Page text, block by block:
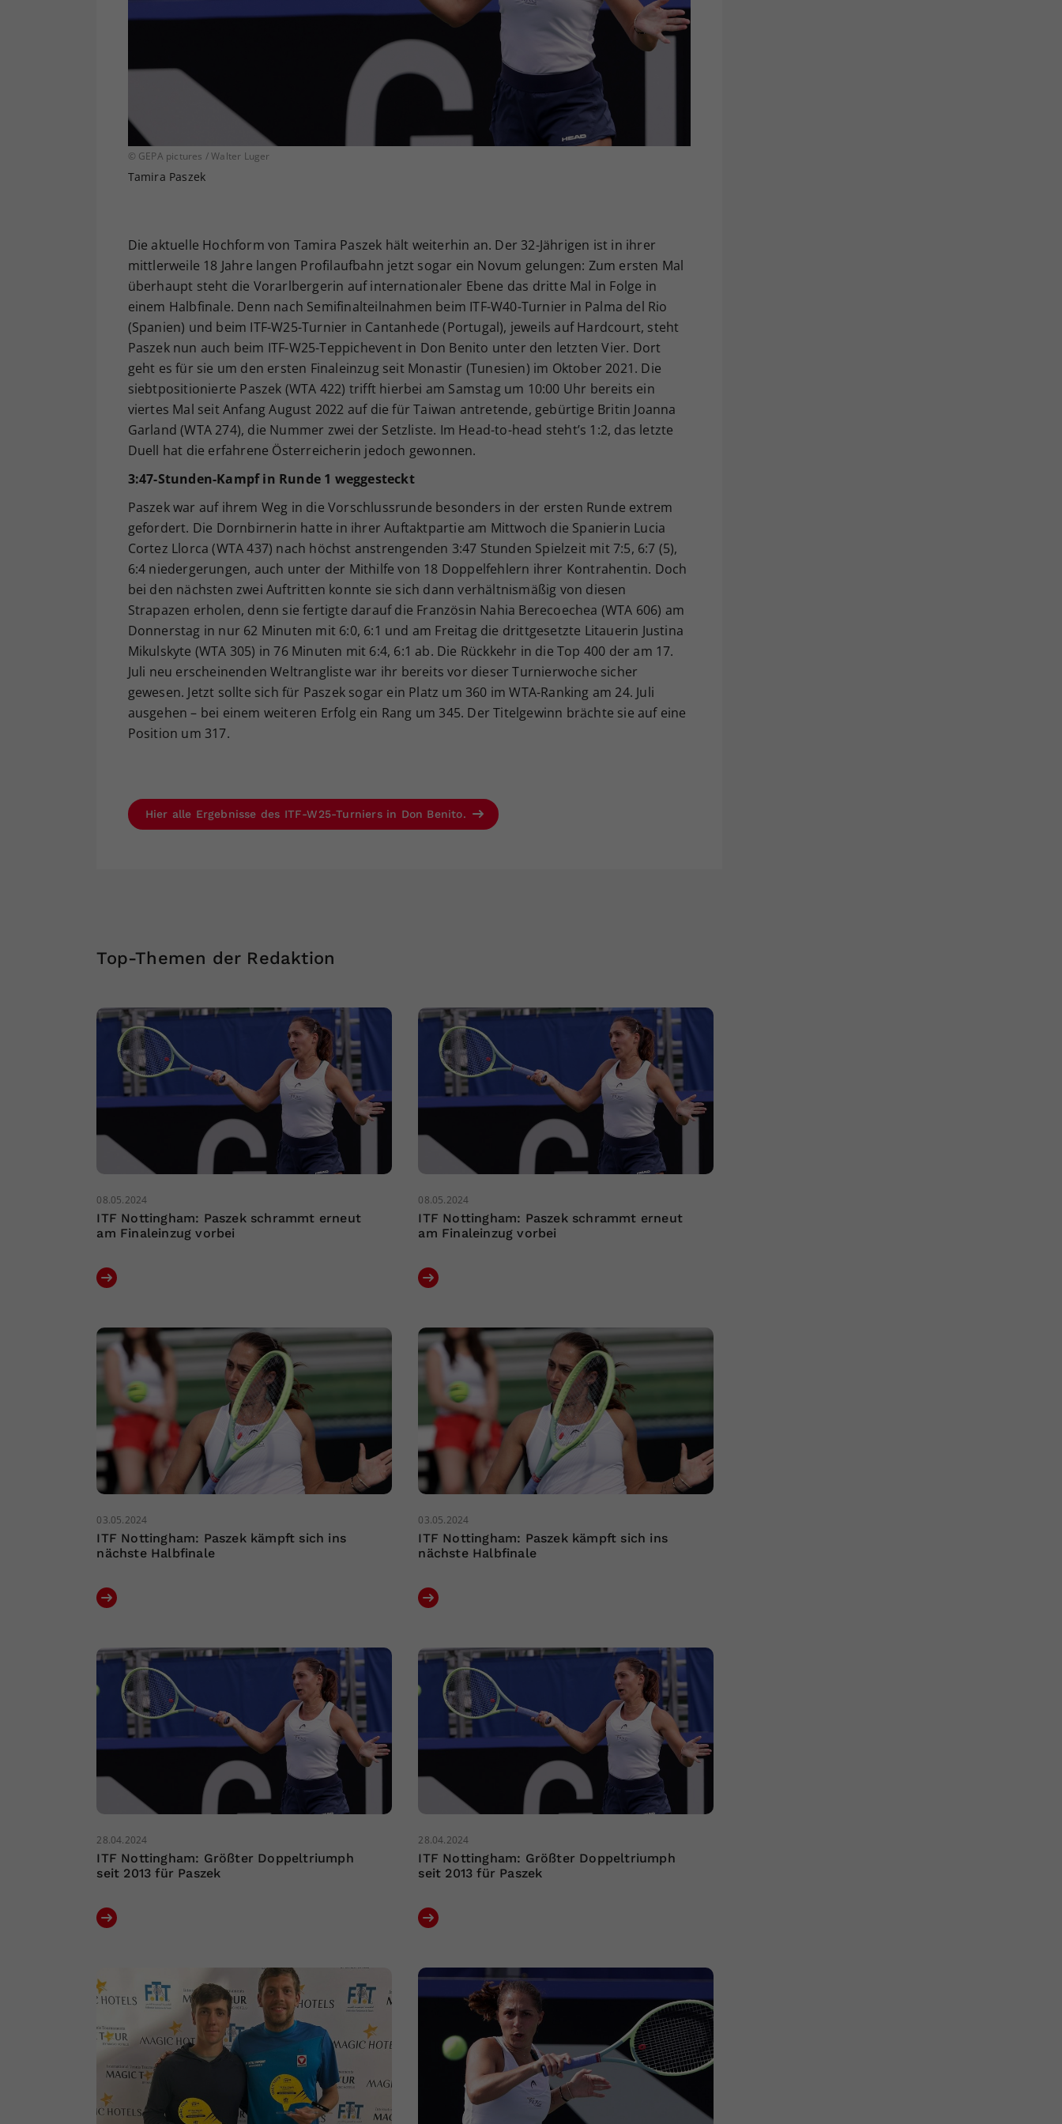
© GEPA pictures / Walter Luger
Tamira Paszek
Die aktuelle Hochform von Tamira Paszek hält weiterhin an. Der 32-Jährigen ist in ihrer
mittlerweile 18 Jahre langen Profilaufbahn jetzt sogar ein Novum gelungen: Zum ersten Mal
überhaupt steht die Vorarlbergerin auf internationaler Ebene das dritte Mal in Folge in
einem Halbfinale. Denn nach Semifinalteilnahmen beim ITF-W40-Turnier in Palma del Rio
(Spanien) und beim ITF-W25-Turnier in Cantanhede (Portugal), jeweils auf Hardcourt, steht
Paszek nun auch beim ITF-W25-Teppichevent in Don Benito unter den letzten Vier. Dort
geht es für sie um den ersten Finaleinzug seit Monastir (Tunesien) im Oktober 2021. Die
siebtpositionierte Paszek (WTA 422) trifft hierbei am Samstag um 10:00 Uhr bereits ein
viertes Mal seit Anfang August 2022 auf die für Taiwan antretende, gebürtige Britin Joanna
Garland (WTA 274), die Nummer zwei der Setzliste. Im Head-to-head steht’s 1:2, das letzte
Duell hat die erfahrene Österreicherin jedoch gewonnen.
3:47-Stunden-Kampf in Runde 1 weggesteckt
Paszek war auf ihrem Weg in die Vorschlussrunde besonders in der ersten Runde extrem
gefordert. Die Dornbirnerin hatte in ihrer Auftaktpartie am Mittwoch die Spanierin Lucia
Cortez Llorca (WTA 437) nach höchst anstrengenden 3:47 Stunden Spielzeit mit 7:5, 6:7 (5),
6:4 niedergerungen, auch unter der Mithilfe von 18 Doppelfehlern ihrer Kontrahentin. Doch
bei den nächsten zwei Auftritten konnte sie sich dann verhältnismäßig von diesen
Strapazen erholen, denn sie fertigte darauf die Französin Nahia Berecoechea (WTA 606) am
Donnerstag in nur 62 Minuten mit 6:0, 6:1 und am Freitag die drittgesetzte Litauerin Justina
Mikulskyte (WTA 305) in 76 Minuten mit 6:4, 6:1 ab. Die Rückkehr in die Top 400 der am 17.
Juli neu erscheinenden Weltrangliste war ihr bereits vor dieser Turnierwoche sicher
gewesen. Jetzt sollte sich für Paszek sogar ein Platz um 360 im WTA-Ranking am 24. Juli
ausgehen – bei einem weiteren Erfolg ein Rang um 345. Der Titelgewinn brächte sie auf eine
Position um 317.
Hier alle Ergebnisse des ITF-W25-Turniers in Don Benito.
Top-Themen der Redaktion
08.05.2024
ITF Nottingham: Paszek schrammt erneut
am Finaleinzug vorbei
08.05.2024
ITF Nottingham: Paszek schrammt erneut
am Finaleinzug vorbei
03.05.2024
ITF Nottingham: Paszek kämpft sich ins
nächste Halbfinale
03.05.2024
ITF Nottingham: Paszek kämpft sich ins
nächste Halbfinale
28.04.2024
ITF Nottingham: Größter Doppeltriumph
seit 2013 für Paszek
28.04.2024
ITF Nottingham: Größter Doppeltriumph
seit 2013 für Paszek
Ihrer vorgenommen Einstellungen, falls der
Webseiten-Betreiber dies eingestellt hat.